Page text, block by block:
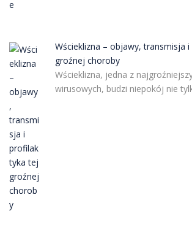
Wścieklizna – objawy, transmisja
groźnej choroby
Wścieklizna, jedna z
wirusowych, budzi niepokój nie